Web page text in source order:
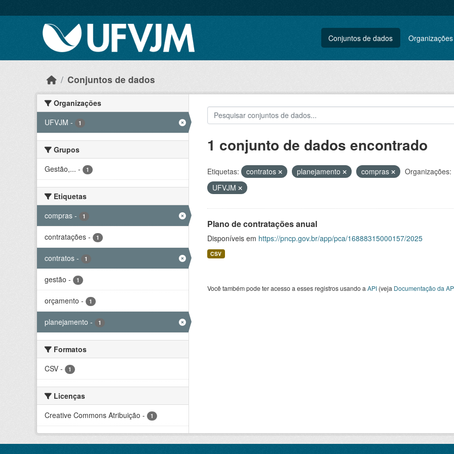
Conjuntos de dados Organizações
Conjuntos de dados
Organizações
UFVJM - 1
Grupos
Gestão,... - 1
Etiquetas
compras - 1
contratações - 1
contratos - 1
gestão - 1
orçamento - 1
planejamento - 1
Formatos
CSV - 1
Licenças
Creative Commons Atribuição - 1
1 conjunto de dados encontrado
Etiquetas: contratos planejamento compras
Organizações:
UFVJM
Plano de contratações anual
Disponíveis em https://pncp.gov.br/app/pca/16888315000157/2025
CSV
Você também pode ter acesso a esses registros usando a API(veja Documentação da